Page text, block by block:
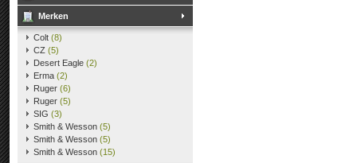
Merken
Colt (8)
CZ (5)
Desert Eagle (2)
Erma (2)
Ruger (6)
Ruger (5)
SIG (3)
Smith & Wesson (5)
Smith & Wesson (5)
Smith & Wesson (15)